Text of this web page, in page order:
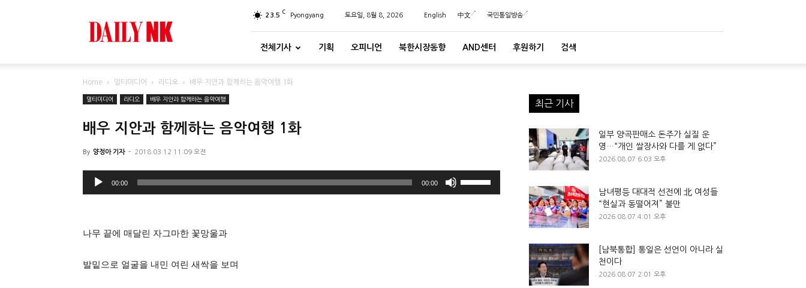
23.5 C Pyongyang 토요일, 8월 8, 2026 English 中文 국민통일방송
전체기사 기획 오피니언 북한시장동향 AND센터 후원하기 검색
Home 멀티미디어 라디오 배우 지안과 함께하는 음악여행 1화
멀티미디어 라디오 배우 지안과 함께하는 음악여행
배우 지안과 함께하는 음악여행 1화
By 양정아 기자 - 2018.03.12 11:09 오전
디
레
어
00:00 00:00
륨
나무 끝에 매달린 자그마한 꽃망울과
발밑으로 얼굴을 내민 여린 새싹을 보며
최근 기사
일부 양곡판매소 돈주가 실질 운
영…“개인 쌀장사와 다를 게 없다”
2026.08.07 6:03 오후
남녀평등 대대적 선전에 北 여성들
“현실과 동떨어져” 불만
2026.08.07 4:01 오후
[남북통합] 통일은 선언이 아니라 실
천이다
2026.08.07 2:01 오후